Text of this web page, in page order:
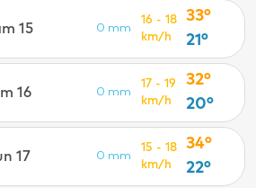
15 0 mm
16 - 18
km/h
33°
21°
16 0 mm
17 - 19
km/h
32°
20°
17 0 mm
15 - 18
km/h
34°
22°